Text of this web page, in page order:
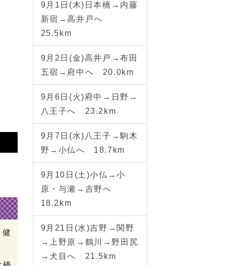
9月1日(木)日本橋→内藤
新宿→高井戸へ
25.5km
9月2日(金)高井戸→布田
五宿→府中へ 20.0km
9月6日(火)府中→日野→
八王子へ 23.2km
9月7日(水)八王子→駒木
野→小仏へ 18.7km
9月10日(土)小仏→小
原・与瀬→吉野へ
18.2km
9月21日(水)吉野→関野
→上野原→鶴川→野田尻
→犬目へ 21.5km